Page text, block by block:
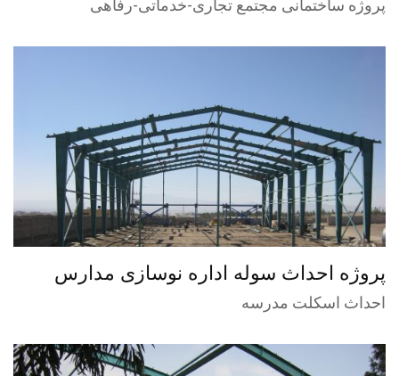
پروژه ساختمانی مجتمع تجاری-خدماتی-رفاهی
پروژه احداث سوله اداره نوسازی مدارس
خراسان رضوی ـ جوین
احداث اسکلت مدرسه